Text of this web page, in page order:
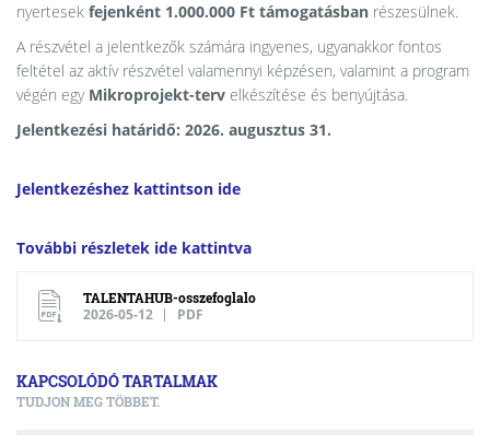
nyertesek fejenként 1.000.000 Ft támogatásban részesülnek.
A részvétel a jelentkezők számára ingyenes, ugyanakkor fontos
feltétel az aktív részvétel valamennyi képzésen, valamint a program
végén egy Mikroprojekt-terv elkészítése és benyújtása.
Jelentkezési határidő: 2026. augusztus 31.
Jelentkezéshez kattintson ide
További részletek ide kattintva
TALENTAHUB-osszefoglalo
2026-05-12 PDF
KAPCSOLÓDÓ TARTALMAK
TUDJON MEG TÖBBET.